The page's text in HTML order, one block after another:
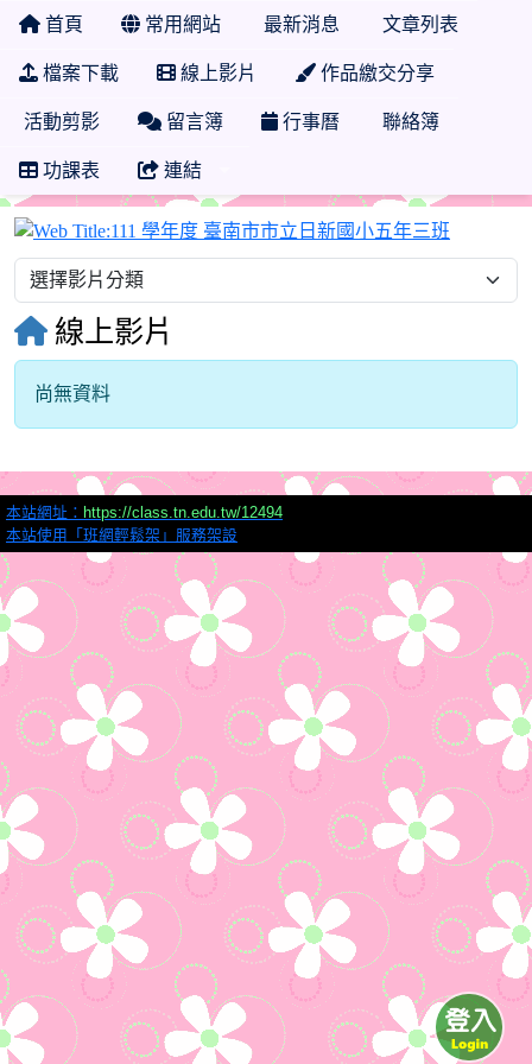
首頁 常用網站 最新消息 文章列表
檔案下載 線上影片 作品繳交分享
活動剪影 留言簿 行事曆 聯絡簿
功課表 連結
線上影片
尚無資料
本站網址： https://class.tn.edu.tw/12494
本站使用「班網輕鬆架」服務架設